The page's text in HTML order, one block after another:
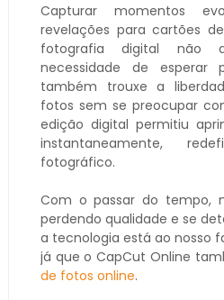
Capturar momentos
revelações para cartões
fotografia digital não
necessidade de esperar
também trouxe a
fotos sem se preocupar
edição digital permitiu
instantaneamente,
fotográfico.
Com o passar do tempo,
perdendo qualidade e se
a tecnologia está ao nosso
já que o CapCut Online
de fotos online.